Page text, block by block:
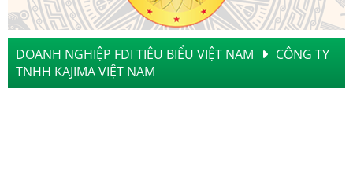
DOANH NGHIỆP FDI TIÊU BIỂU VIỆT NAM
CÔNG TY
TNHH KAJIMA VIỆT NAM